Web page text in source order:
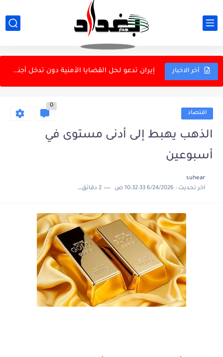
أخر الاخبار
دانة غاز ونفط الهلال: كردستان كانت على علم باتفاق الغاز
تظاهرة في النهروان احتجاجاً على انقطاع الكهرباء
اقتصاد
0
الذهب يهبط إلى أدنى مستوى في
أسبوعين
suhear
اخر تحديث : 6/24/2026 10:32:33 ص 2 دقائق للقراءة